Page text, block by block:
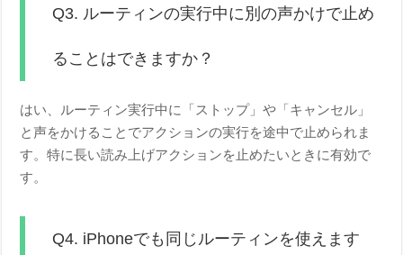
Q3. ルーティンの実行中に別の声かけで止め
ることはできますか？
はい、ルーティン実行中に「ストップ」や「キャンセル」
と声をかけることでアクションの実行を途中で止められま
す。特に長い読み上げアクションを止めたいときに有効で
す。
Q4. iPhoneでも同じルーティンを使えます